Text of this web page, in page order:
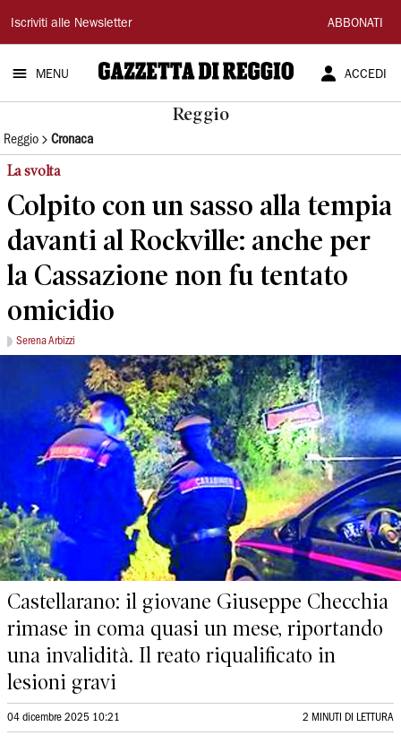
Gazzetta
di
Reggio
Iscriviti alle Newsletter ABBONATI
MENU ACCEDI
Reggio
Reggio Cronaca
La svolta
Colpito con un sasso alla tempia
davanti al Rockville: anche per
la Cassazione non fu tentato
omicidio
Serena Arbizzi
Castellarano: il giovane Giuseppe Checchia
rimase in coma quasi un mese, riportando
una invalidità. Il reato riqualificato in
lesioni gravi
04 dicembre 2025 10:21 2 MINUTI DI LETTURA